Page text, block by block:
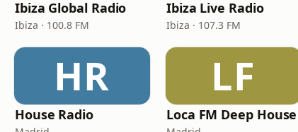
Ibiza Global Radio
Ibiza · 100.8 FM
Ibiza Live Radio
Ibiza · 107.3 FM
HR
House Radio
LF
Loca FM Deep House